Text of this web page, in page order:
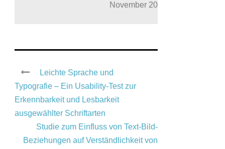
November 2017
Leichte Sprache und
Typografie – Ein Usability-Test zur
Erkennbarkeit und Lesbarkeit
ausgewählter Schriftarten
Studie zum Einfluss von Text-Bild-
Beziehungen auf Verständlichkeit von